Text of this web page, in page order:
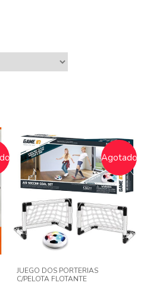
Agotado
JUEGO DOS PORTERIAS
C/PELOTA FLOTANTE